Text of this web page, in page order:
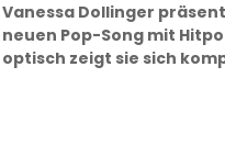
Vanessa Dollinger
neuen Pop-Song mit
optisch zeigt sie sich